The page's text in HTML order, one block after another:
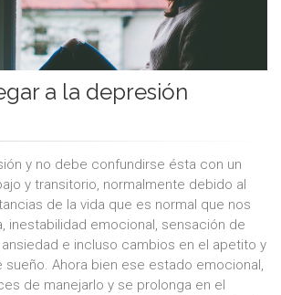
a la depresión
y no debe confundirse ésta con un
y transitorio, normalmente debido al
de la vida que es normal que nos
inestabilidad emocional, sensación de
e incluso cambios en el apetito y
sueño. Ahora bien ese estado emocional,
de manejarlo y se prolonga en el